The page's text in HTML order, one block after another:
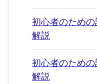
初心者のため
解説
初心者のため
解説